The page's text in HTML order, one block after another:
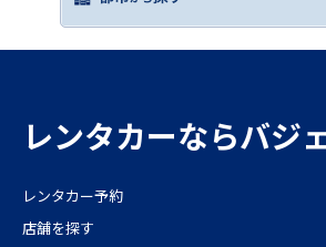
レンタカーならバジ
レンタカー予約
店舗を探す